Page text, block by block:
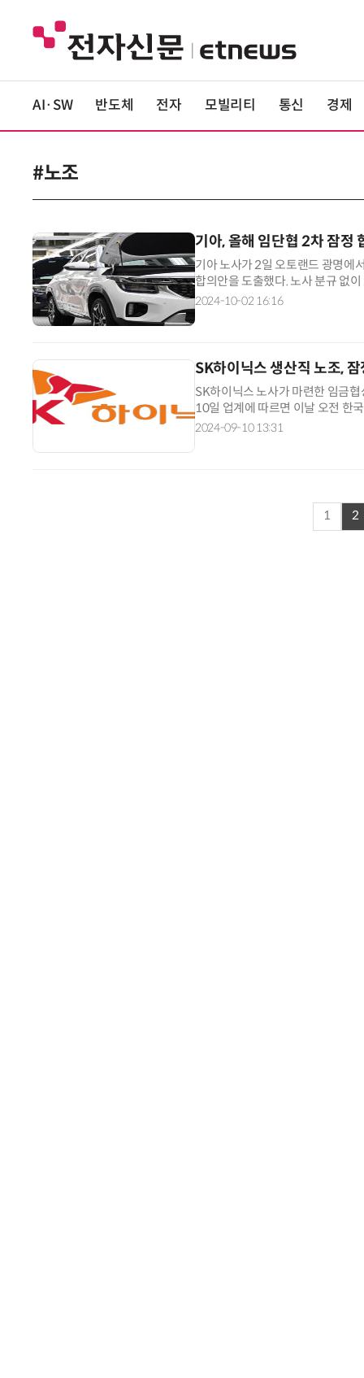
AI·SW 반도체 전자 모빌리티 통신 경제
#노조
기아, 올해 임단협 2차 잠
기아 노사가 2일 오토랜드 광명에
합의안을 도출했다. 노사 분규 없
다. 2차 잠정 합의안에는 출산휴
2024-10-02 16:16
SK하이닉스 생산직 노조,
SK하이닉스 노사가 마련한 임금
10일 업계에 따르면 이날 오전 한
‘2024년 임금협상 잠정합의안’
2024-09-10 13:31
1 2